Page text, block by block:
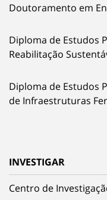
Doutoramento em
Diploma de Estudos
Reabilitação
Diploma de Estudos
de Infraestruturas
INVESTIGAR
Centro de